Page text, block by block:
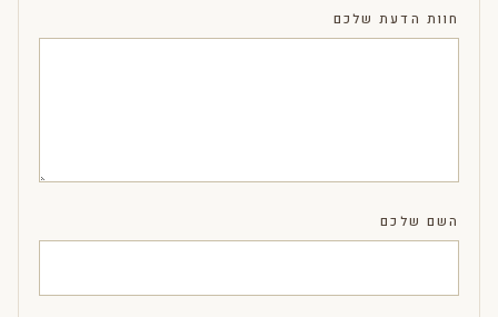
חוות הדעת שלכם
השם שלכם